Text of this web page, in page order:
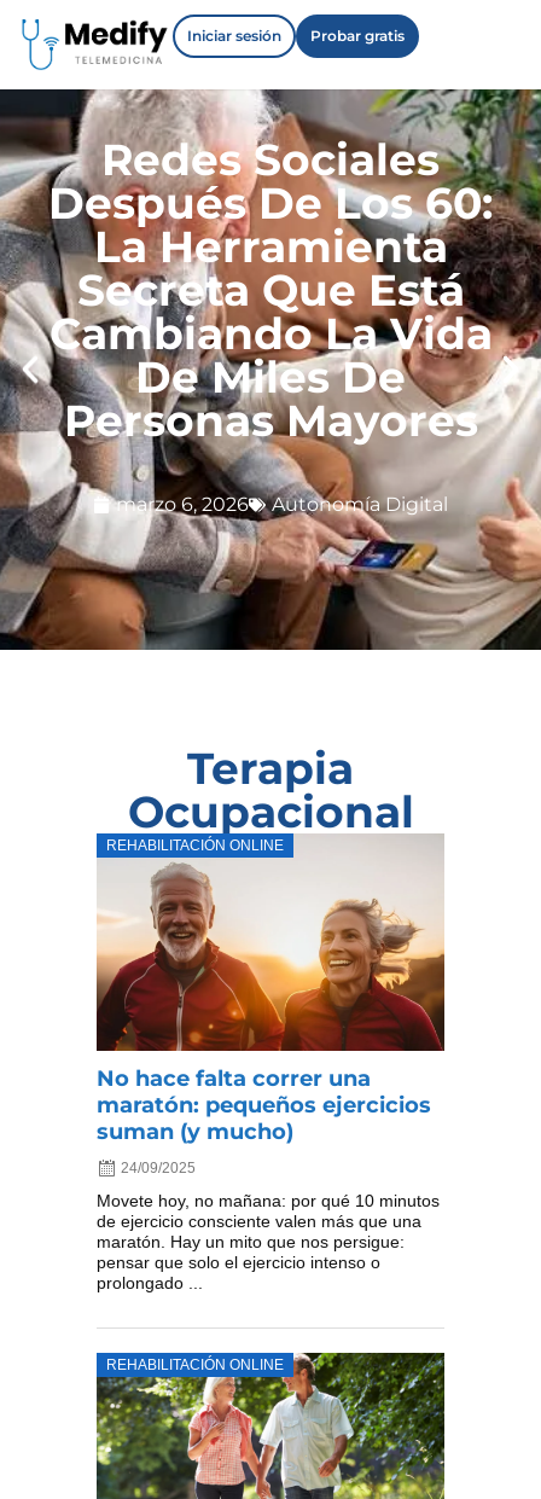
Iniciar sesión Probar gratis
Redes Sociales
Después De Los 60:
La Herramienta
Secreta Que Está
Cambiando La Vida
De Miles De
Personas Mayores
marzo 6, 2026 Autonomía Digital
Terapia
Ocupacional
REHABILITACIÓN ONLINE
No hace falta correr una
maratón: pequeños ejercicios
suman (y mucho)
24/09/2025
Movete hoy, no mañana: por qué 10 minutos
de ejercicio consciente valen más que una
maratón. Hay un mito que nos persigue:
pensar que solo el ejercicio intenso o
prolongado ...
REHABILITACIÓN ONLINE